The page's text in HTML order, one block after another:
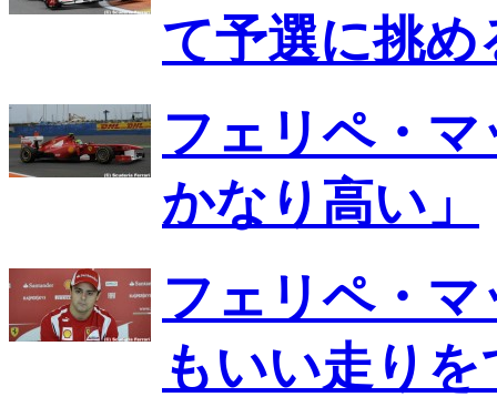
て予選に挑め
フェリペ・
かなり高い」
フェリペ・
もいい走り